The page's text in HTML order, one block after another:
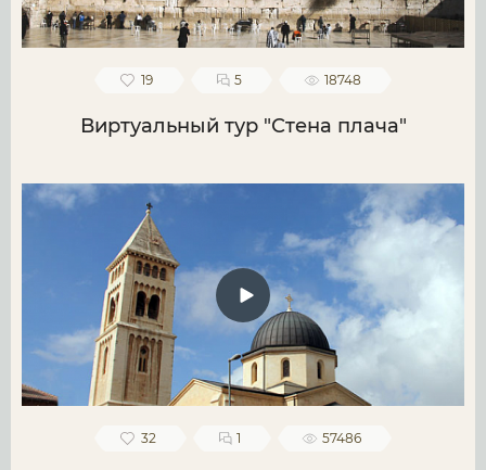
19 5 18748
Виртуальный тур "Стена плача"
32 1 57486